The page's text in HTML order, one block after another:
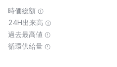
時価総額
24H出来高
過去最高値
循環供給量